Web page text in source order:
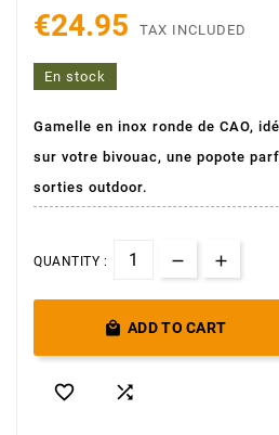
€24.95 TAX INCLUDED
En stock
Gamelle en inox ronde de CAO,
sur votre bivouac, une popote
sorties outdoor.
QUANTITY :
 ADD TO CART
 